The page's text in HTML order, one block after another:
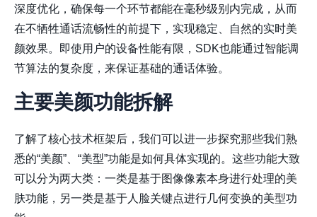
深度优化，确保每一个环节都能在毫秒级别内完成，从而
在不牺牲通话流畅性的前提下，实现稳定、自然的实时美
颜效果。即使用户的设备性能有限，SDK也能通过智能调
节算法的复杂度，来保证基础的通话体验。
主要美颜功能拆解
了解了核心技术框架后，我们可以进一步探究那些我们熟
悉的“美颜”、“美型”功能是如何具体实现的。这些功能大致
可以分为两大类：一类是基于图像像素本身进行处理的美
肤功能，另一类是基于人脸关键点进行几何变换的美型功